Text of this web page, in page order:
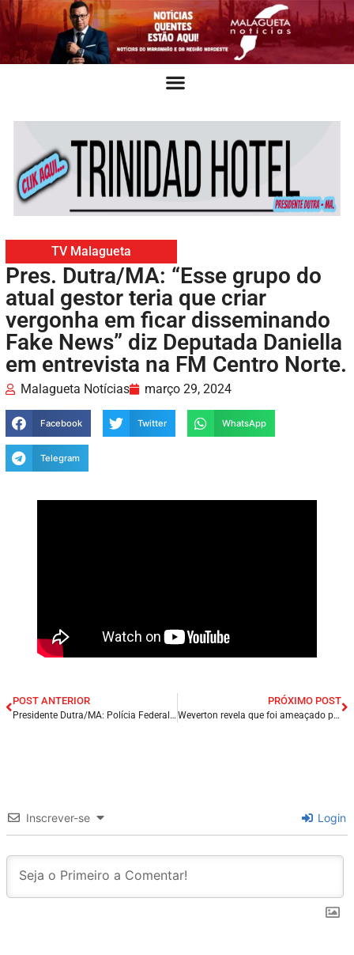
TV Malagueta
Pres. Dutra/MA: “Esse grupo do
atual gestor teria que criar
vergonha em ficar disseminando
Fake News” diz Deputada Daniella
em entrevista na FM Centro Norte.
Malagueta Notícias março 29, 2024
Facebook Twitter WhatsApp
Telegram
POST ANTERIOR
Presidente Dutra/MA: Polícia Federal prende suspeito de desviar mais de um milhão de reais dos cofres públicos do Município.
PRÓXIMO POST
Weverton revela que foi ameaçado pelas redes sociais e pede ‘basta’ contra intolerância no futebol.
Inscrever-se Login